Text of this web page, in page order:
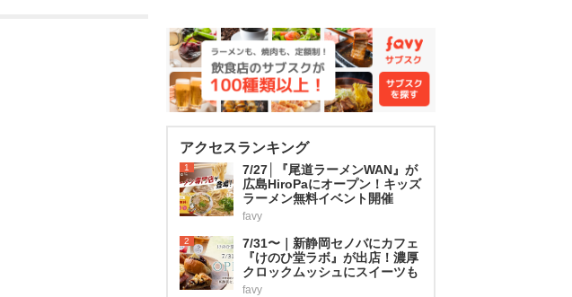
アクセスランキング
1
7/27│『尾道ラーメンWAN』が
広島HiroPaにオープン！キッズ
ラーメン無料イベント開催
favy
2
7/31〜｜新静岡セノバにカフェ
『けのひ堂ラボ』が出店！濃厚
クロックムッシュにスイーツも
favy